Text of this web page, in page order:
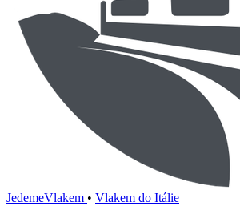
JedemeVlakem • Vlakem do Itálie